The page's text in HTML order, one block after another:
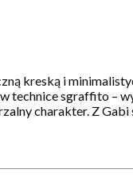
kreską i
technice sgraffito –
charakter. Z